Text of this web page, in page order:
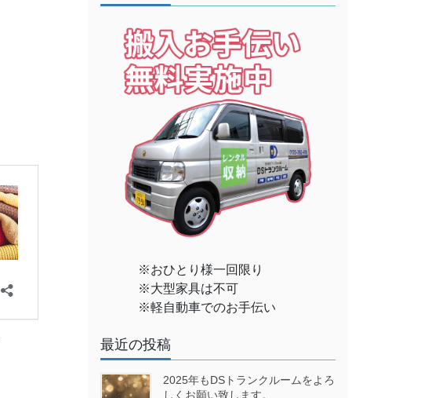
※おひとり様一回限り
※大型家具は不可
※軽自動車でのお手伝い
最近の投稿
2025年もDSトランクルームをよろ
しくお願い致します。